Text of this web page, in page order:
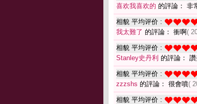
喜欢我喜欢的 的評論： 非
相貌 平均评价 :
我太難了 的評論： 衝啊(
相貌 平均评价 :
Stanley史丹利 的評論：
相貌 平均评价 :
zzzshs 的評論： 很會噴(
相貌 平均评价 :